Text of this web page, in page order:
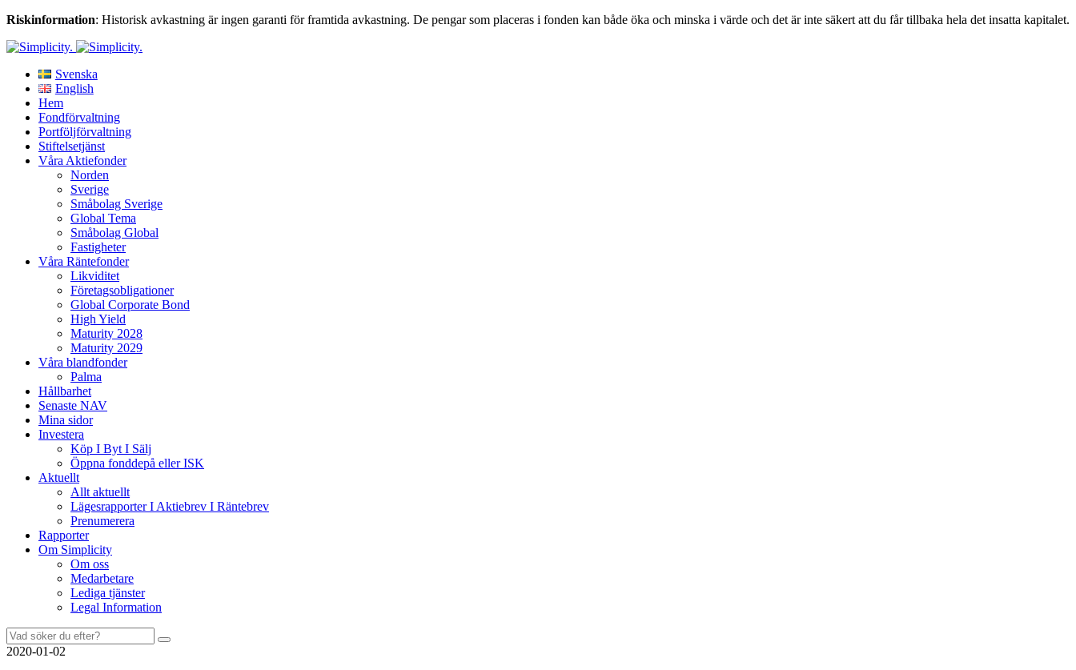
Riskinformation: Historisk avkastning är ingen garanti för framtida avkastning. De pengar som placeras i fonden kan både öka och minska i värde och det är inte säkert att du får tillbaka hela det insatta kapitalet.
Svenska
English
Hem
Fondförvaltning
Portföljförvaltning
Stiftelsetjänst
Våra Aktiefonder
Norden
Sverige
Småbolag Sverige
Global Tema
Småbolag Global
Fastigheter
Våra Räntefonder
Likviditet
Företagsobligationer
Global Corporate Bond
High Yield
Maturity 2028
Maturity 2029
Våra blandfonder
Palma
Hållbarhet
Senaste NAV
Mina sidor
Investera
Köp I Byt I Sälj
Öppna fonddepå eller ISK
Aktuellt
Allt aktuellt
Lägesrapporter I Aktiebrev I Räntebrev
Prenumerera
Rapporter
Om Simplicity
Om oss
Medarbetare
Lediga tjänster
Legal Information
Sök
efter:
2020-01-02